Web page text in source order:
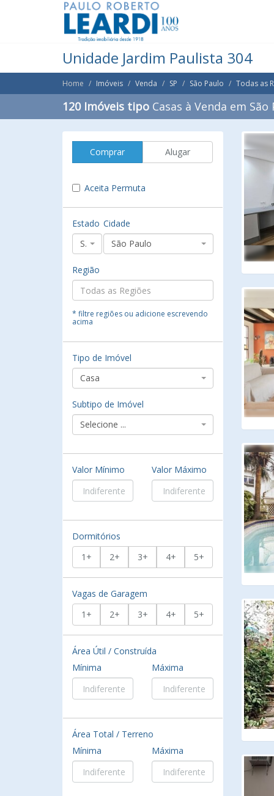
Unidade Jardim Paulista 304
Home Imóveis Venda SP São Paulo Todas as
120 Imóveis tipo Casas à Venda em São
Comprar Alugar
Aceita Permuta
Estado
SP
Cidade
São Paulo
Região
* filtre regiões ou adicione escrevendo
acima
Tipo de Imóvel
Casa
Subtipo de Imóvel
Selecione ...
Valor Mínimo Valor Máximo
Dormitórios
1+
2+ 3+ 4+ 5+
Vagas de Garagem
1+
2+ 3+ 4+ 5+
Área Útil / Construída
Mínima
Máxima
Área Total / Terreno
Mínima
Máxima